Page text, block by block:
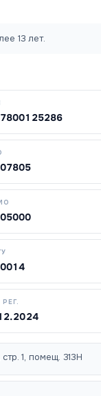
13 лет.
РЕГ.
1, помещ. 313Н